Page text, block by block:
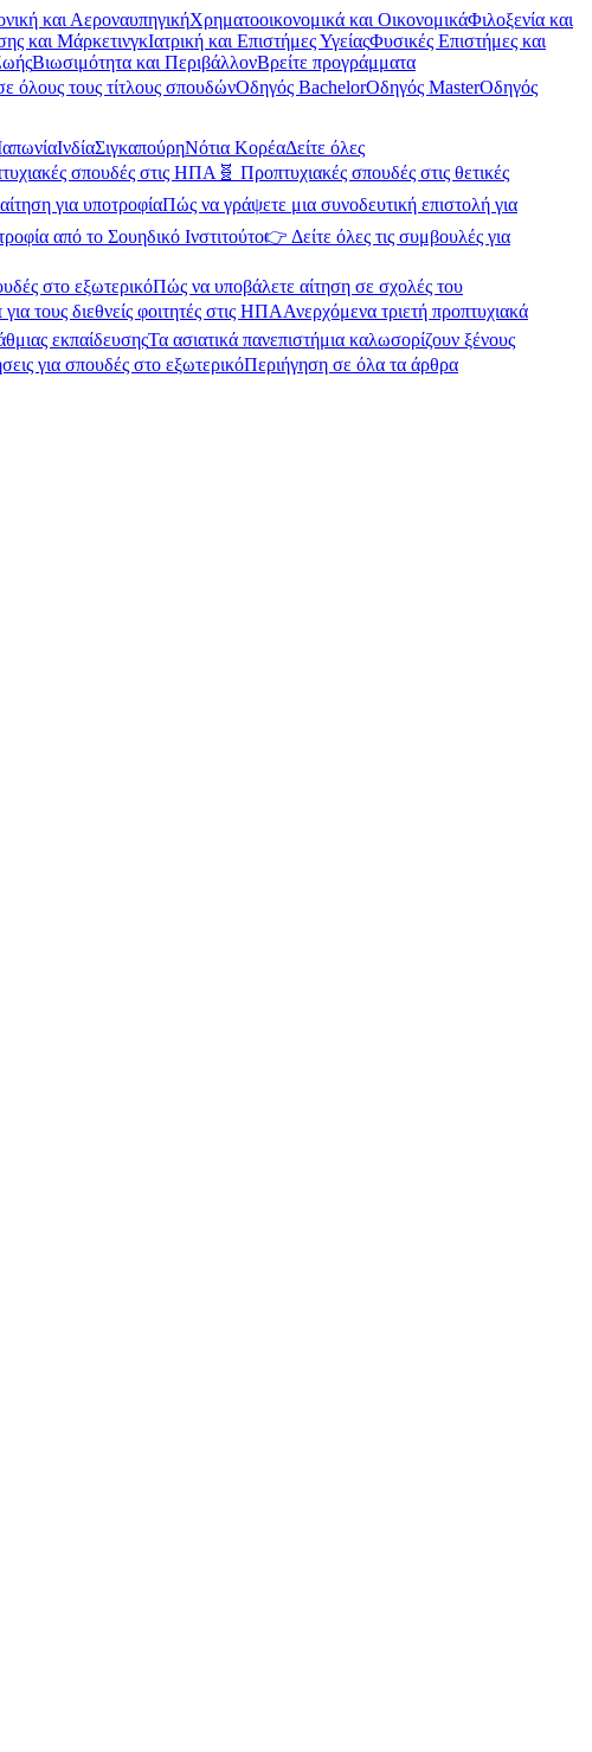
και ΑεροναυπηγικήΧρηματοοικονομικά και ΟικονομικάΦιλοξενία και
και ΜάρκετινγκΙατρική και Επιστήμες ΥγείαςΦυσικές Επιστήμες και
Βιωσιμότητα και ΠεριβάλλονΒρείτε προγράμματα
όλους τους τίτλους σπουδώνΟδηγός BachelorΟδηγός MasterΟδηγός
ΙνδίαΣιγκαπούρηΝότια ΚορέαΔείτε όλες
σπουδές στις ΗΠΑ 🧬 Προπτυχιακές σπουδές στις θετικές
για υποτροφίαΠώς να γράψετε μια συνοδευτική επιστολή για
από το Σουηδικό Ινστιτούτο👉 Δείτε όλες τις συμβουλές για
στο εξωτερικόΠώς να υποβάλετε αίτηση σε σχολές του
τους διεθνείς φοιτητές στις ΗΠΑΑνερχόμενα τριετή προπτυχιακά
εκπαίδευσηςΤα ασιατικά πανεπιστήμια καλωσορίζουν ξένους
για σπουδές στο εξωτερικόΠεριήγηση σε όλα τα άρθρα